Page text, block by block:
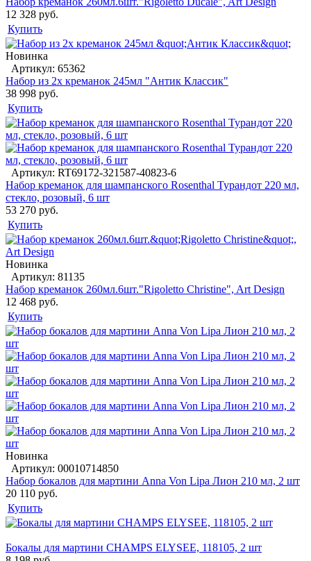
12 328 руб.
Купить
Новинка
Артикул: 65362
Набор из 2х креманок 245мл "Антик Классик"
38 998 руб.
Купить
Артикул: RT69172-321587-40823-6
Набор креманок для шампанского Rosenthal Турандот 220 мл,
стекло, розовый, 6 шт
53 270 руб.
Купить
Новинка
Артикул: 81135
Набор креманок 260мл.6шт."Rigoletto Christine", Art Design
12 468 руб.
Купить
Новинка
Артикул: 00010714850
Набор бокалов для мартини Anna Von Lipa Лион 210 мл, 2 шт
20 110 руб.
Купить
Бокалы для мартини CHAMPS ELYSEE, 118105, 2 шт